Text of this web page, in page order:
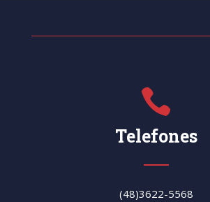

Telefones
(48)3622-5568